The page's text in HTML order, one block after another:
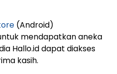
(Android)
mendapatkan aneka
Hallo.id dapat diakses
kasih.